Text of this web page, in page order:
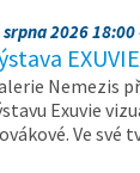
srpna 2026
EXUVIE
Nemezis
Exuvie
Ve své